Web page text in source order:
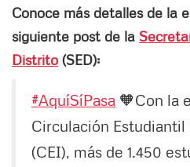
Conoce más detalles de la
siguiente post de la
Distrito (SED):
#AquíSíPasa 🧡Con la
Circulación
(CEI), más de 1.450